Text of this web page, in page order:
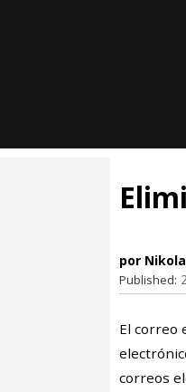
por
Published:
El correo
correos